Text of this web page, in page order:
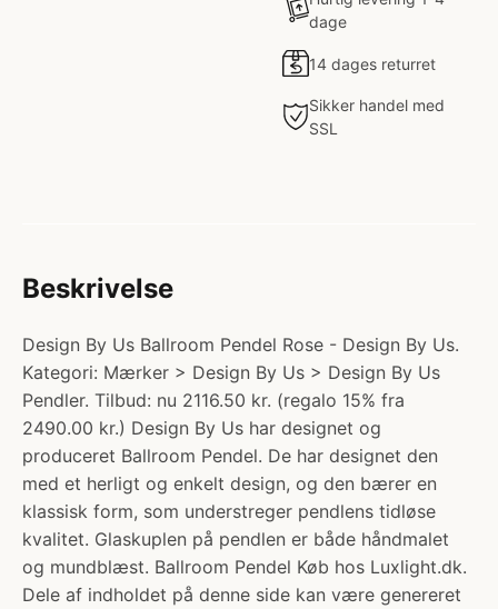
dage
14 dages returret
Sikker handel med
SSL
Beskrivelse
Design By Us Ballroom Pendel Rose - Design By Us.
Kategori: Mærker > Design By Us > Design By Us
Pendler. Tilbud: nu 2116.50 kr. (regalo 15% fra
2490.00 kr.) Design By Us har designet og
produceret Ballroom Pendel. De har designet den
med et herligt og enkelt design, og den bærer en
klassisk form, som understreger pendlens tidløse
kvalitet. Glaskuplen på pendlen er både håndmalet
og mundblæst. Ballroom Pendel Køb hos Luxlight.dk.
Dele af indholdet på denne side kan være genereret